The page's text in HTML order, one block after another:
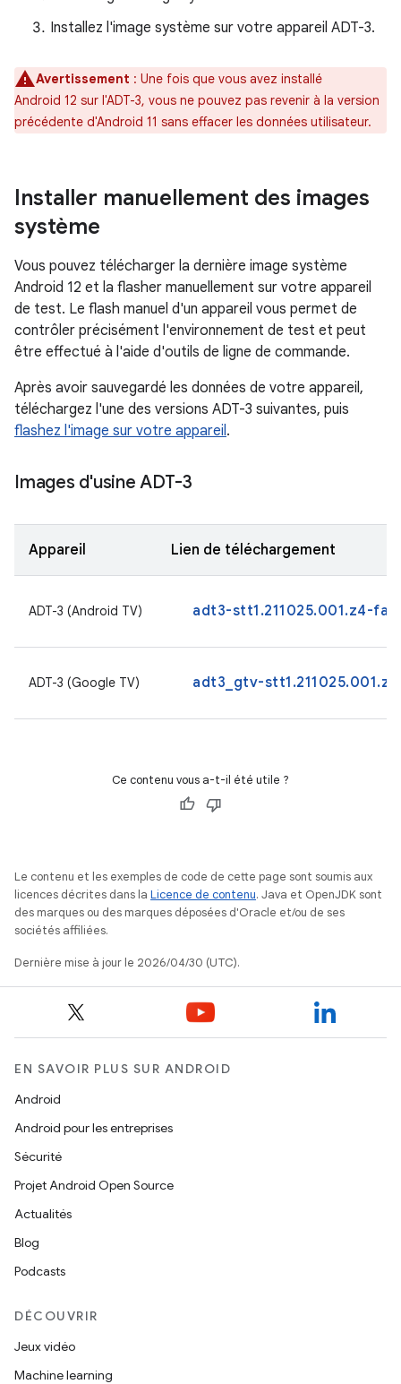
Installez l'image système sur votre appareil ADT-3.
Avertissement : Une fois que vous avez installé
Android 12 sur l'ADT-3, vous ne pouvez pas revenir à la version
précédente d'Android 11 sans effacer les données utilisateur.
Installer manuellement des images
système
Vous pouvez télécharger la dernière image système
Android 12 et la flasher manuellement sur votre appareil
de test. Le flash manuel d'un appareil vous permet de
contrôler précisément l'environnement de test et peut
être effectué à l'aide d'outils de ligne de commande.
Après avoir sauvegardé les données de votre appareil,
téléchargez l'une des versions ADT-3 suivantes, puis
flashez l'image sur votre appareil.
Images d'usine ADT-3
Appareil Lien de téléchargement
ADT-3 (Android TV) adt3-stt1.211025.001.z4-
ADT-3 (Google TV) adt3_gtv-
Ce contenu vous a-t-il été utile ?
Le contenu et les exemples de code de cette page sont soumis aux
licences décrites dans la Licence de contenu. Java et OpenJDK sont
des marques ou des marques déposées d'Oracle et/ou de ses
sociétés affiliées.
Dernière mise à jour le 2026/04/30 (UTC).
EN SAVOIR PLUS SUR ANDROID
Android
Android pour les entreprises
Sécurité
Projet Android Open Source
Actualités
Blog
Podcasts
DÉCOUVRIR
Jeux vidéo
Machine learning